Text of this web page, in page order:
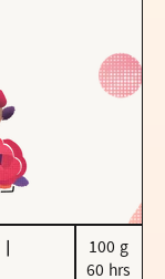
100 g
60 hrs